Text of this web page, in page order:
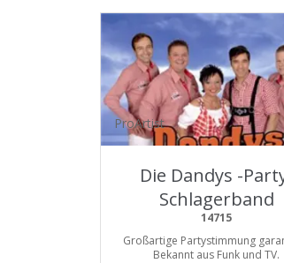
ProArtist
Die Dandys -
Schlagerband
14715
Großartige Partystimmung
Bekannt aus Funk und TV.